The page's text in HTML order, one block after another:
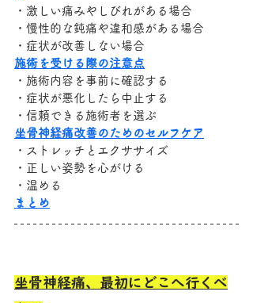
・激しい痛みやしびれがある場合
・慢性的な鈍痛や違和感がある場合
・症状が改善しない場合
施術を受ける際の注意点
・施術内容を事前に確認する
・症状が悪化したら中止する
・信頼できる施術者を選ぶ
坐骨神経痛改善のためのセルフケア
・ストレッチとエクササイズ
・正しい姿勢を心がける
・温める
まとめ
坐骨神経痛、最初にどこへ行くべ